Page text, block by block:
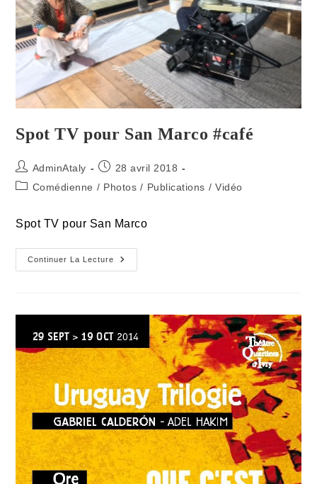
Spot TV pour San Marco #café
Auteur/autrice
de
AdminAtaly
Publication
publiée :
28 avril 2018
PostComédienne / Photos / Publications / Vidéo
Spot TV pour San Marco
Continuer La Lecture
Spot
TV